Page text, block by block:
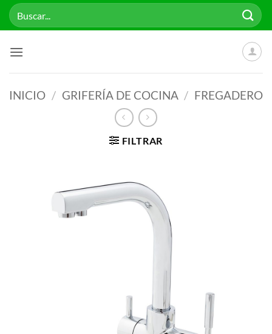
Saltar
Buscar
por:
INICIO / GRIFERÍA DE COCINA / FREGADERO
FILTRAR